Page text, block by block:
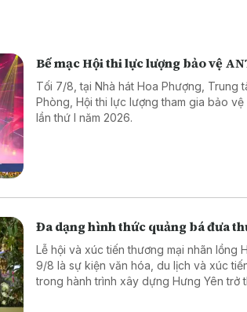
Bế mạc Hội thi lực lượng bảo vệ
Tối 7/8, tại Nhà hát Hoa Phượng, Trung
Phòng, Hội thi lực lượng tham gia bảo
lần thứ I năm 2026.
Đa dạng hình thức quảng bá đưa
Lễ hội và xúc tiến thương mại nhãn lồng
9/8 là sự kiện văn hóa, du lịch và xúc
trong hành trình xây dựng Hưng Yên trở